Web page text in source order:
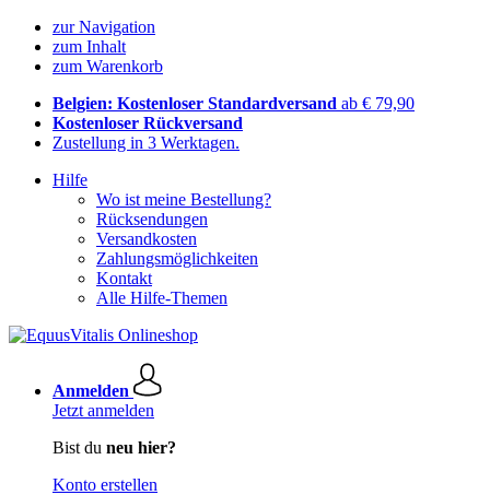
zur Navigation
zum Inhalt
zum Warenkorb
Belgien: Kostenloser Standardversand ab € 79,90
Kostenloser Rückversand
Zustellung in 3 Werktagen.
Hilfe
Wo ist meine Bestellung?
Rücksendungen
Versandkosten
Zahlungsmöglichkeiten
Kontakt
Alle Hilfe-Themen
Anmelden
Jetzt anmelden
Bist du neu hier?
Konto erstellen